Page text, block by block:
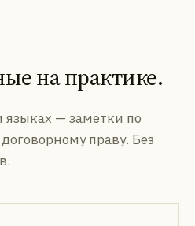
на практике.
языках — заметки по
праву. Без